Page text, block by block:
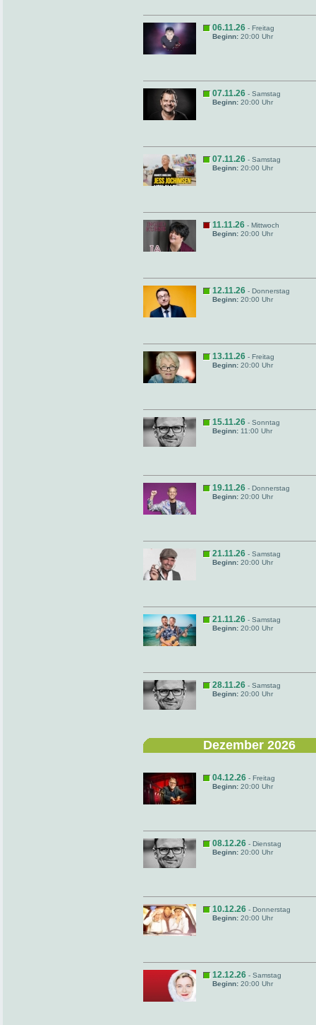
06.11.26 - Freitag
Beginn: 20:00 Uhr
07.11.26 - Samstag
Beginn: 20:00 Uhr
07.11.26 - Samstag
Beginn: 20:00 Uhr
11.11.26 - Mittwoch
Beginn: 20:00 Uhr
12.11.26 - Donnerstag
Beginn: 20:00 Uhr
13.11.26 - Freitag
Beginn: 20:00 Uhr
15.11.26 - Sonntag
Beginn: 11:00 Uhr
19.11.26 - Donnerstag
Beginn: 20:00 Uhr
21.11.26 - Samstag
Beginn: 20:00 Uhr
21.11.26 - Samstag
Beginn: 20:00 Uhr
28.11.26 - Samstag
Beginn: 20:00 Uhr
Dezember 2026
04.12.26 - Freitag
Beginn: 20:00 Uhr
08.12.26 - Dienstag
Beginn: 20:00 Uhr
10.12.26 - Donnerstag
Beginn: 20:00 Uhr
12.12.26 - Samstag
Beginn: 20:00 Uhr